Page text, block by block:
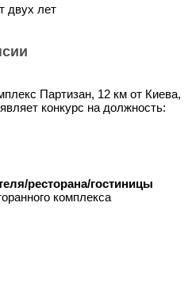
двух лет
Партизан, 12 км от Киева,
конкурс на должность:
ресторана/гостиницы
комплекса